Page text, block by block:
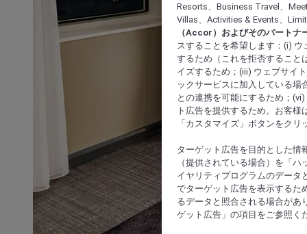
Resorts、Business Travel、
Villas、Activities & Events、
（Accor）およびそのパートナ
スすることを希望します：(i)
するため（これを拒否すること
イズするため；(iii) ウェブサイ
ックサービスに加入している場
との連携を可能にするため；
ト広告を提供するため。お客
「カスタマイズ」ボタンをク
ターゲット広告を目的とした情
（提供されている場合）を「
イヤリティプログラムのデータ
でターゲット広告を表示するた
るデータと照合される場合があ
ゲット広告」の項目をご参照く